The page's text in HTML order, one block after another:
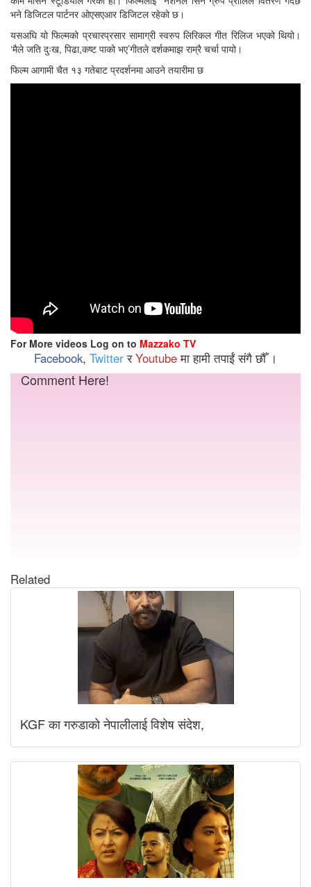
भने डिजिटल पार्टनर ओएसएआर डिजिटल रहेको छ।
यसअघि यो फिल्मको प्रचारप्रसार सामाग्री स्वरुप लिरिकल गीत रिलिज भएको थियो।
‘मैले जति दुःख, पिढा,कष्ट पाको भए’गीतले दर्शकमाझ राम्रै चर्चा पायो।
फिल्म आगामी चैत १३ गतेबाट प्रदर्शनमा आउने तयारीमा छ
For More videos Log on to Mazzako TV
Facebook, TwitterरYoutubeमा हामी तपाईं संगै छौँ ।
Comment Here!
Related
KGF का गरुडाको नेपालीलाई विशेष संदेश,